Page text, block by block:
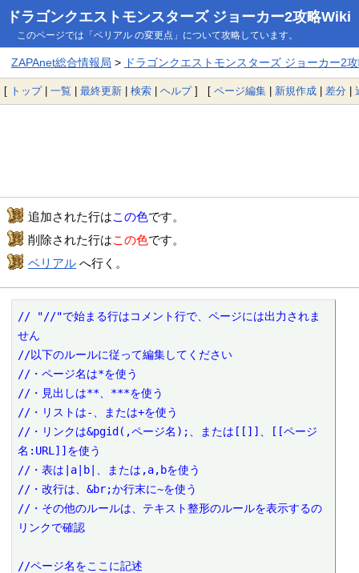
ドラゴンクエストモンスターズ ジョーカー2攻略Wiki
このページでは「ベリアル の変更点」について攻略しています。
ZAPAnet総合情報局 > ドラゴンクエストモンスターズ ジョーカー2
[ トップ| 一覧 | 最終更新 | 検索 | ヘルプ] [ ページ編集 | 新規作成 | 差分 |
追加された行はこの色です。
削除された行はこの色です。
ベリアル へ行く。
// "//"で始まる行はコメント行で、ページには出力されま
せん
//以下のルールに従って編集してください
//・ページ名は*を使う
//・見出しは**、***を使う
//・リストは-、または+を使う
//・リンクは&pgid(,ページ名);、または[[]]、[[ページ
名:URL]]を使う
//・表は|a|b|、または,a,bを使う
//・改行は、&br;か行末に~を使う
//・その他のルールは、テキスト整形のルールを表示するの
リンクで確認
//ページ名をここに記述